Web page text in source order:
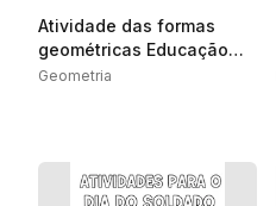
Atividade das formas
geométricas Educação
Infantil
Geometria